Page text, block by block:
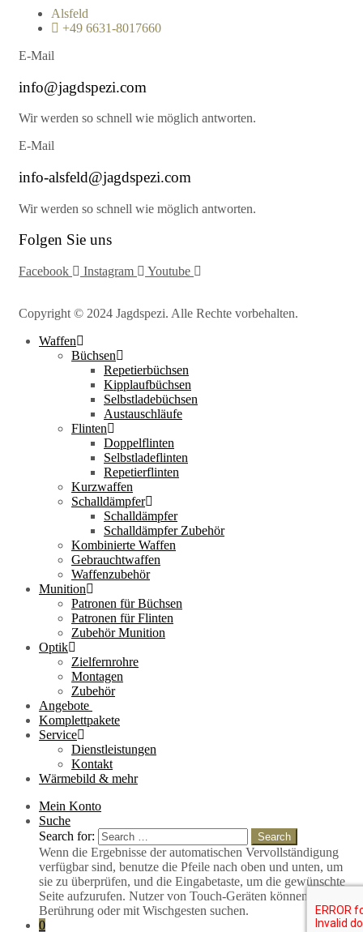
Alsfeld
+49 6631-8017660
E-Mail
info@jagdspezi.com
Wir werden so schnell wie möglich antworten.
E-Mail
info-alsfeld@jagdspezi.com
Wir werden so schnell wie möglich antworten.
Folgen Sie uns
Facebook Instagram Youtube
Copyright © 2024 Jagdspezi. Alle Rechte vorbehalten.
Waffen
Büchsen
Repetierbüchsen
Kipplaufbüchsen
Selbstladebüchsen
Austauschläufe
Flinten
Doppelflinten
Selbstladeflinten
Repetierflinten
Kurzwaffen
Schalldämpfer
Schalldämpfer
Schalldämpfer Zubehör
Kombinierte Waffen
Gebrauchtwaffen
Waffenzubehör
Munition
Patronen für Büchsen
Patronen für Flinten
Zubehör Munition
Optik
Zielfernrohre
Montagen
Zubehör
Angebote
Komplettpakete
Service
Dienstleistungen
Kontakt
Wärmebild & mehr
Mein Konto
Suche
Search for:
Search
Wenn die Ergebnisse der automatischen Vervollständigung
verfügbar sind, benutze die Pfeile nach oben und unten, um
sie zu überprüfen, und die Eingabetaste, um die gewünschte
Seite aufzurufen. Nutzer von Touch-Geräten können durch
Berührung oder mit Wischgesten suchen.
0